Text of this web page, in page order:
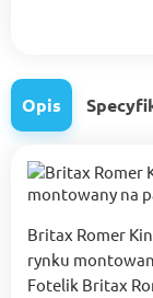
Opis
Britax Romer
rynku
Fotelik Britax